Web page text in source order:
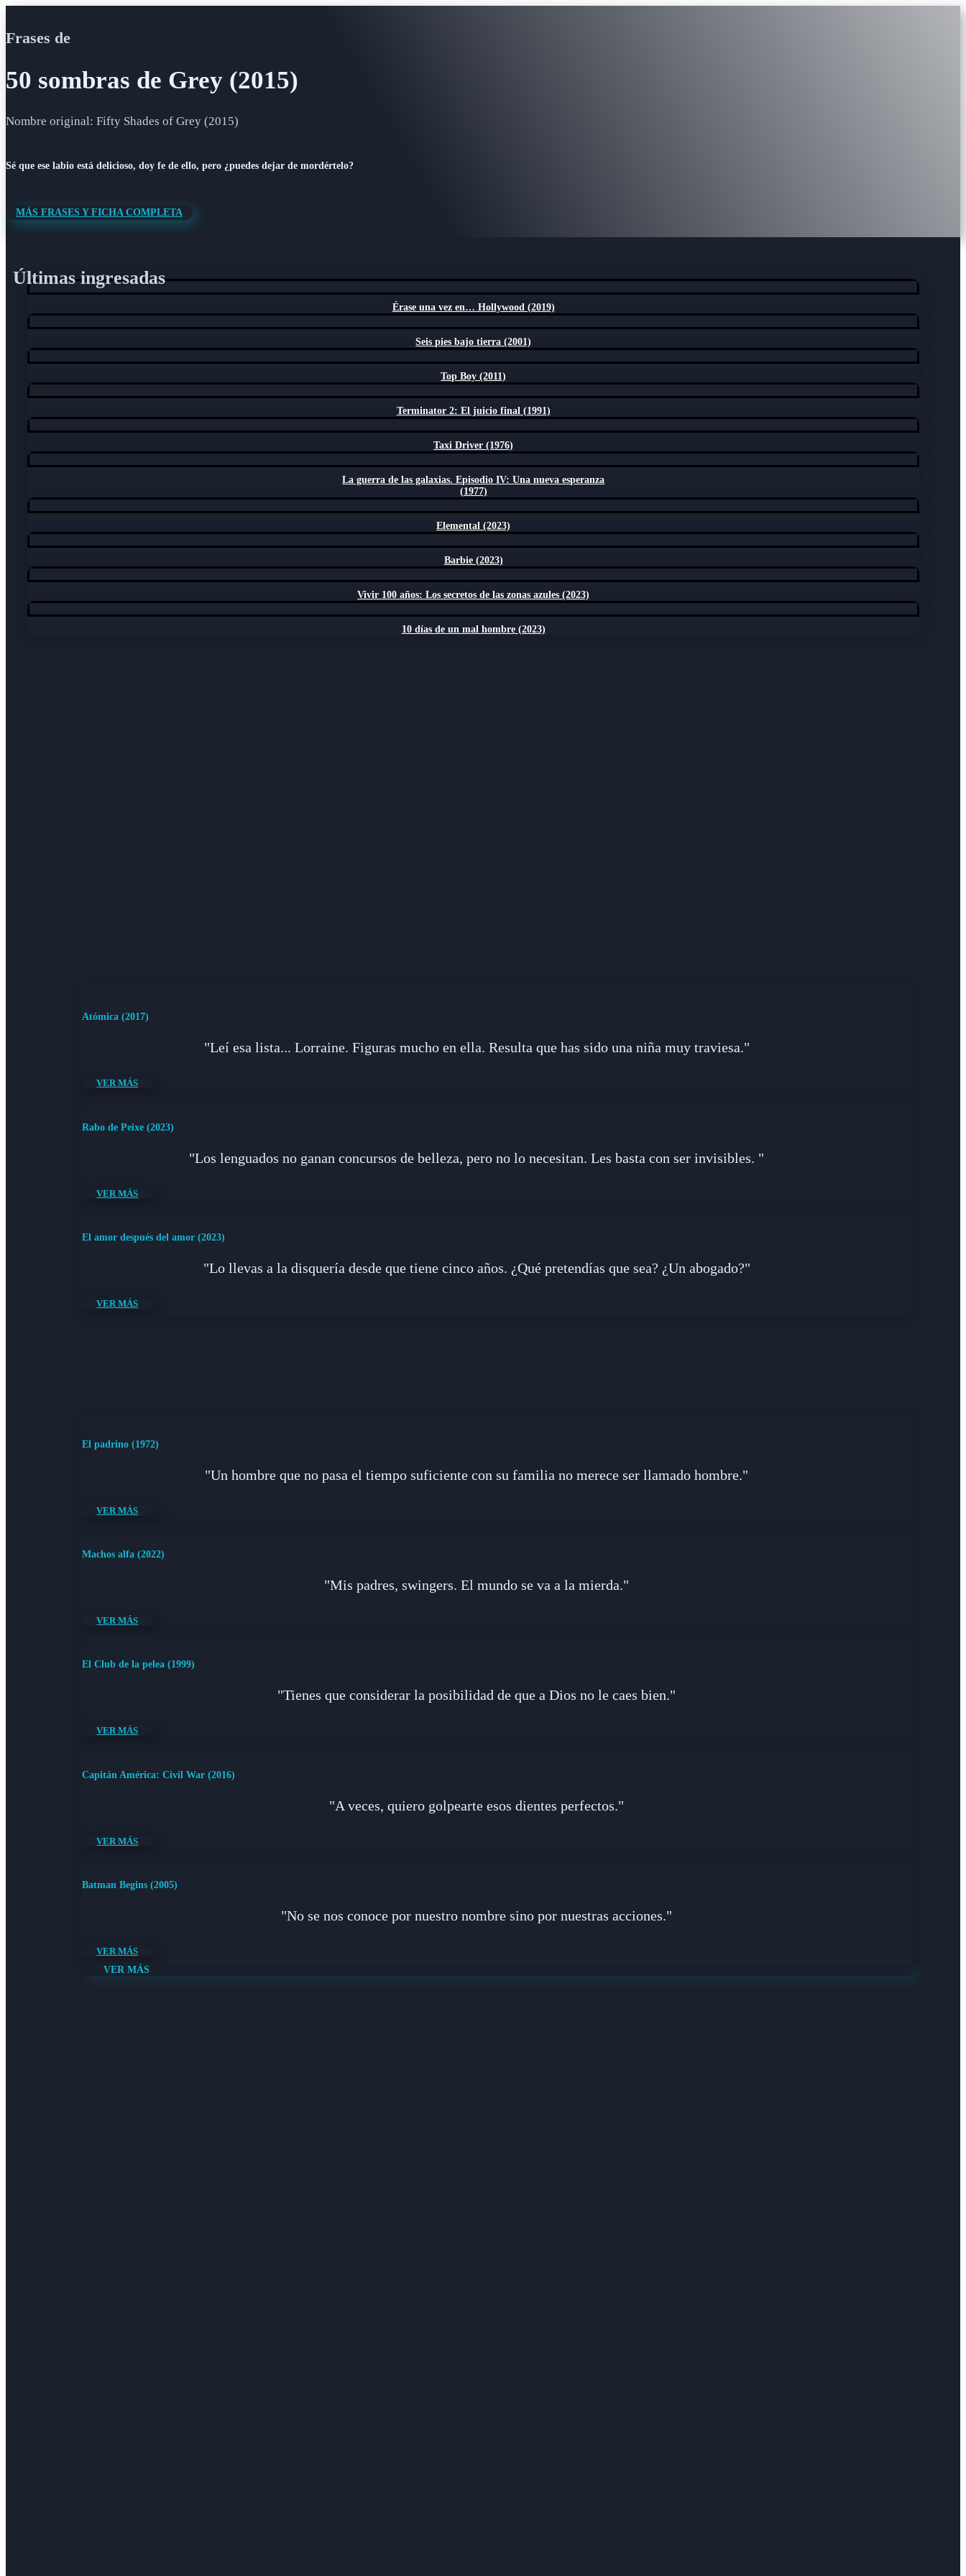
Frases de
50 sombras de Grey (2015)
Nombre original: Fifty Shades of Grey (2015)
Sé que ese labio está delicioso, doy fe de ello, pero ¿puedes dejar de mordértelo?
MÁS FRASES Y FICHA COMPLETA
Últimas ingresadas
Érase una vez en… Hollywood (2019)
Seis pies bajo tierra (2001)
Top Boy (2011)
Terminator 2: El juicio final (1991)
Taxi Driver (1976)
La guerra de las galaxias. Episodio IV: Una nueva esperanza
(1977)
Elemental (2023)
Barbie (2023)
Vivir 100 años: Los secretos de las zonas azules (2023)
10 días de un mal hombre (2023)
Atómica (2017)
"Leí esa lista... Lorraine. Figuras mucho en ella. Resulta que has sido una niña muy traviesa."
VER MÁS
Rabo de Peixe (2023)
"Los lenguados no ganan concursos de belleza, pero no lo necesitan. Les basta con ser invisibles. "
VER MÁS
El amor después del amor (2023)
"Lo llevas a la disquería desde que tiene cinco años. ¿Qué pretendías que sea? ¿Un abogado?"
VER MÁS
El padrino (1972)
"Un hombre que no pasa el tiempo suficiente con su familia no merece ser llamado hombre."
VER MÁS
Machos alfa (2022)
"Mis padres, swingers. El mundo se va a la mierda."
VER MÁS
El Club de la pelea (1999)
"Tienes que considerar la posibilidad de que a Dios no le caes bien."
VER MÁS
Capitán América: Civil War (2016)
"A veces, quiero golpearte esos dientes perfectos."
VER MÁS
Batman Begins (2005)
"No se nos conoce por nuestro nombre sino por nuestras acciones."
VER MÁS
VER MÁS